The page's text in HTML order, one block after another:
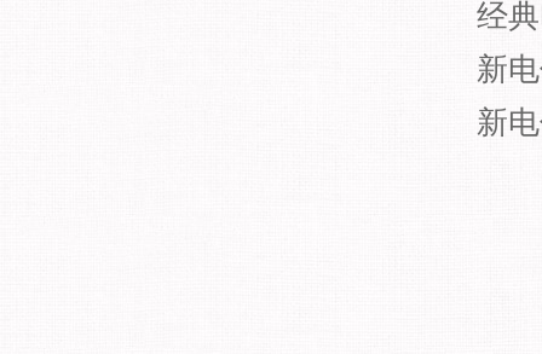
经
新
新